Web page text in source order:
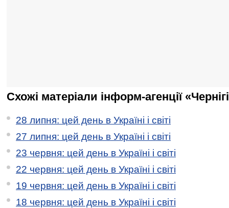
Схожі матеріали інформ-агенції
28 липня: цей день в Україні і світі
27 липня: цей день в Україні і світі
23 червня: цей день в Україні і світі
22 червня: цей день в Україні і світі
19 червня: цей день в Україні і світі
18 червня: цей день в Україні і світі